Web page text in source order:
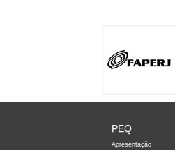
PEQ
Apresentação